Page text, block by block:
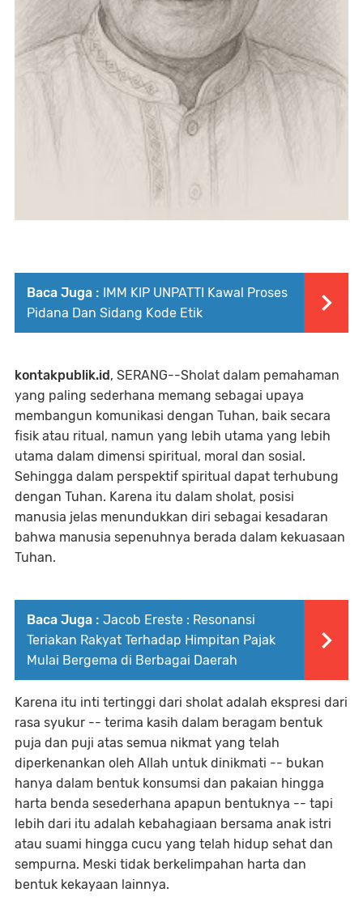
Baca Juga : IMM KIP UNPATTI Kawal Proses
Pidana Dan Sidang Kode Etik
kontakpublik.id, SERANG--Sholat dalam pemahaman
yang paling sederhana memang sebagai upaya
membangun komunikasi dengan Tuhan, baik secara
fisik atau ritual, namun yang lebih utama yang lebih
utama dalam dimensi spiritual, moral dan sosial.
Sehingga dalam perspektif spiritual dapat terhubung
dengan Tuhan. Karena itu dalam sholat, posisi
manusia jelas menundukkan diri sebagai kesadaran
bahwa manusia sepenuhnya berada dalam kekuasaan
Tuhan.
Baca Juga : Jacob Ereste : Resonansi
Teriakan Rakyat Terhadap Himpitan Pajak
Mulai Bergema di Berbagai Daerah
Karena itu inti tertinggi dari sholat adalah ekspresi dari
rasa syukur -- terima kasih dalam beragam bentuk
puja dan puji atas semua nikmat yang telah
diperkenankan oleh Allah untuk dinikmati -- bukan
hanya dalam bentuk konsumsi dan pakaian hingga
harta benda sesederhana apapun bentuknya -- tapi
lebih dari itu adalah kebahagiaan bersama anak istri
atau suami hingga cucu yang telah hidup sehat dan
sempurna. Meski tidak berkelimpahan harta dan
bentuk kekayaan lainnya.